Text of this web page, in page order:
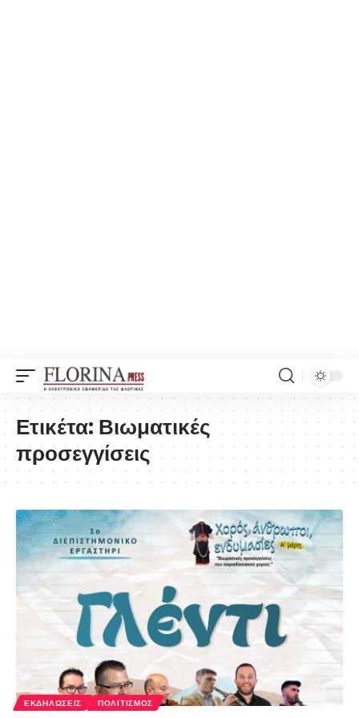
Ετικέτα: Βιωματικές
προσεγγίσεις
ΕΚΔΗΛΏΣΕΙΣ ΠΟΛΙΤΙΣΜΌΣ